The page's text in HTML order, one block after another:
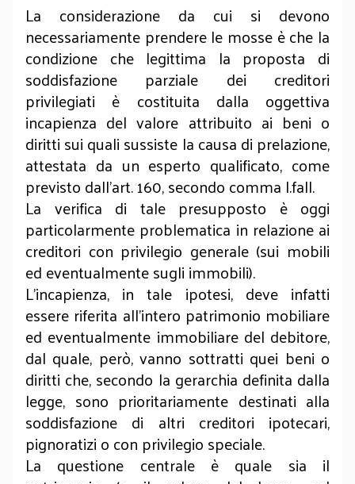
La considerazione da cui si devono
necessariamente prendere le mosse è che la
condizione che legittima la proposta di
soddisfazione parziale dei creditori
privilegiati è costituita dalla oggettiva
incapienza del valore attribuito ai beni o
diritti sui quali sussiste la causa di prelazione,
attestata da un esperto qualificato, come
previsto dall’art. 160, secondo comma l.fall.
La verifica di tale presupposto è oggi
particolarmente problematica in relazione ai
creditori con privilegio generale (sui mobili
ed eventualmente sugli immobili).
L’incapienza, in tale ipotesi, deve infatti
essere riferita all’intero patrimonio mobiliare
ed eventualmente immobiliare del debitore,
dal quale, però, vanno sottratti quei beni o
diritti che, secondo la gerarchia definita dalla
legge, sono prioritariamente destinati alla
soddisfazione di altri creditori ipotecari,
pignoratizi o con privilegio speciale.
La questione centrale è quale sia il